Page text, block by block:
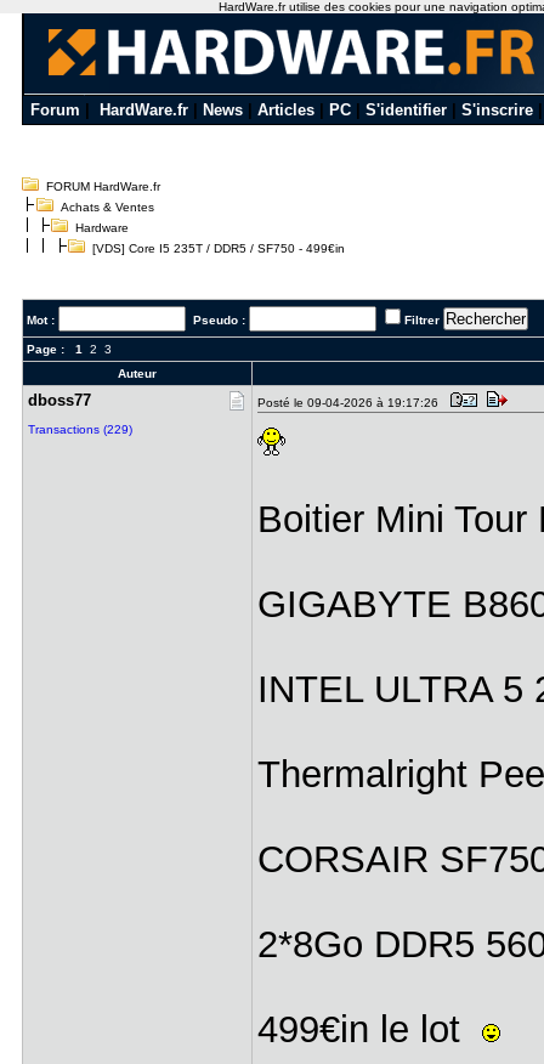
Forum HardWare.fr News Articles PC S'identifier S'inscrire
FORUM HardWare.fr
Achats & Ventes
Hardware
[VDS] Core I5 235T / DDR5 / SF750 - 499€in
Mot : Pseudo : Filtrer
Page : 1 2
3
Auteur
dboss77
Transactions (229)
Posté le 09-04-2026 à 19:17:26
Boitier Mini
GIGABYTE
INTEL ULTRA
Thermalright
CORSAIR
2*8Go DDR5
499€in le lot
HardWare.fr utilise des cookies pour une navigation